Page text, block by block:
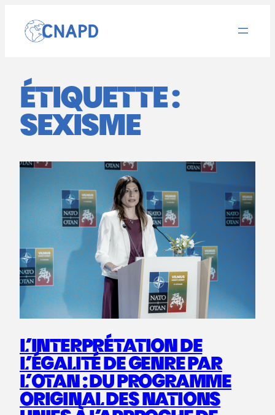
contenu
ÉTIQUETTE :
SEXISME
L’INTERPRÉTATION DE
L’ÉGALITÉ DE GENRE PAR
L’OTAN : DU PROGRAMME
ORIGINAL DES NATIONS